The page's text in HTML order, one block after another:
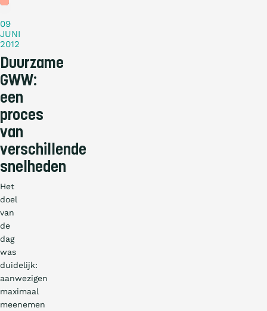
09
JUNI
2012
Duurzame
GWW:
een
proces
van
verschillende
snelheden
Het
doel
van
de
dag
was
duidelijk:
aanwezigen
maximaal
meenemen